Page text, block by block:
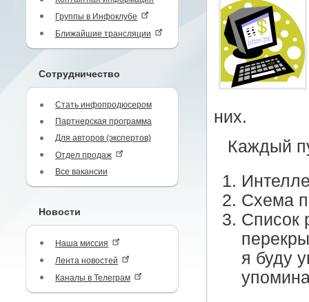
Группы в Инфоклубе
Ближайшие трансляции
Сотрудничество
Стать инфопродюсером
Партнерская программа
Для авторов (экспертов)
Отдел продаж
Все вакансии
Новости
Наша миссия
Лента новостей
Каналы в Телеграм
них.
Каждый
Схема
Список
я буду